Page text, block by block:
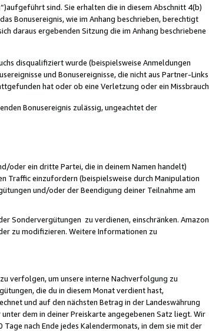
“)aufgeführt sind. Sie erhalten die in diesem Abschnitt 4(b)
Bonusereignis, wie im Anhang beschrieben, berechtigt
daraus ergebenden Sitzung die im Anhang beschriebene
disqualifiziert wurde (beispielsweise Anmeldungen
und Bonusereignisse, die nicht aus Partner-Links
hat oder ob eine Verletzung oder ein Missbrauch
Bonusereignis zulässig, ungeachtet der
oder ein dritte Partei, die in deinem Namen handelt)
Traffic einzufordern (beispielsweise durch Manipulation
und/oder der Beendigung deiner Teilnahme am
Sondervergütungen zu verdienen, einschränken. Amazon
zu modifizieren. Weitere Informationen zu
verfolgen, um unsere interne Nachverfolgung zu
die du in diesem Monat verdient hast,
und auf den nächsten Betrag in der Landeswährung
dem in deiner Preiskarte angegebenen Satz liegt. Wir
nach Ende jedes Kalendermonats, in dem sie mit der